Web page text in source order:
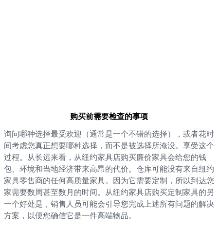
购买前需要检查的事项
询问哪种选择最受欢迎（通常是一个不错的选择），或者花时
间考虑您真正想要哪种选择，而不是被选择所淹没。享受这个
过程。从长远来看，从纽约家具店购买廉价家具会给您的钱
包、环境和当地经济带来高昂的代价。仓库可能没有来自纽约
家具零售商的任何高质量家具。因为它需要定制，所以到达您
家需要数周甚至数月的时间。从纽约家具店购买定制家具的另
一个好处是，销售人员可能会引导您完成上述所有问题的解决
方案，以便您确信它是一件高端物品。